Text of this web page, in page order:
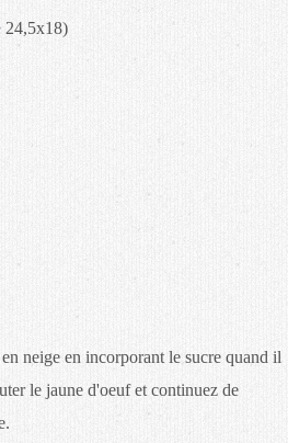
24,5x18)
neige en incorporant le sucre quand il
le jaune d'oeuf et continuez de